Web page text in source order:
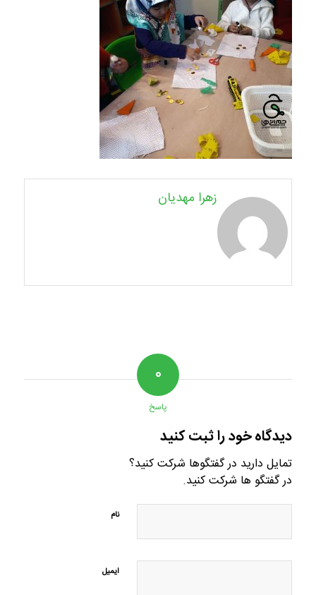
زهرا مهدیان
۰
پاسخ
دیدگاه خود را ثبت کنید
تمایل دارید در گفتگوها شرکت کنید؟
در گفتگو ها شرکت کنید.
نام
ایمیل